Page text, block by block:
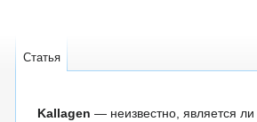
Перейти
Перейти
Kallagen — неизвестно, является
Статья